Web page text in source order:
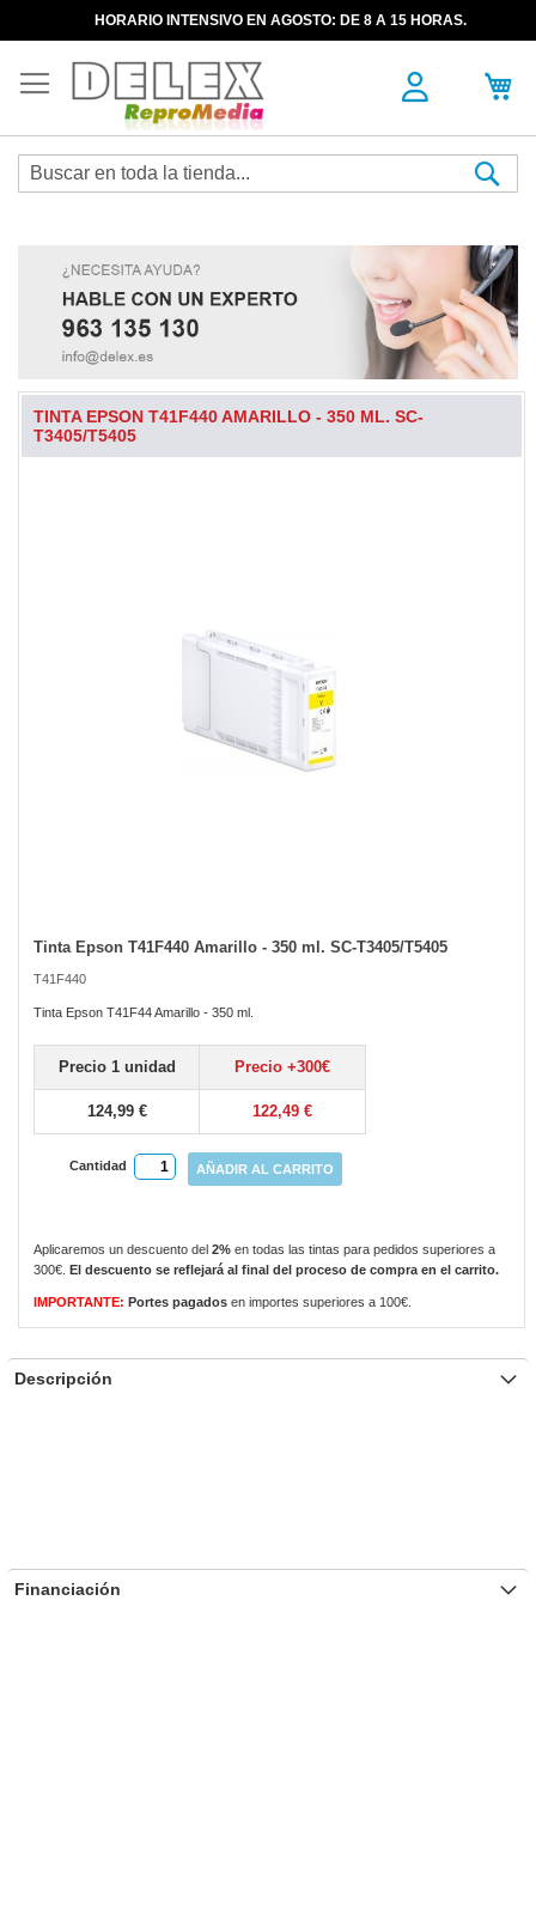
HORARIO INTENSIVO EN AGOSTO: DE 8 A 15 HORAS.
TINTA EPSON T41F440 AMARILLO - 350 ML. SC-
T3405/T5405
Tinta Epson T41F440 Amarillo - 350 ml. SC-T3405/T5405
T41F440
Tinta Epson T41F44 Amarillo - 350 ml.
Precio 1 unidad Precio +300€
124,99 € 122,49 €
Cantidad AÑADIR AL CARRITO
Aplicaremos un descuento del 2% en todas las tintas para pedidos superiores a
300€.
El descuento se reflejará al final del proceso de compra en el carrito.
IMPORTANTE: Portes pagados en importes superiores a 100€.
Skip
the
beginning
the
images
gallery
Descripción
Financiación